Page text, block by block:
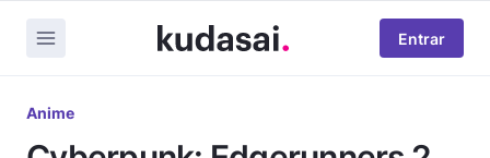
Entrar
Anime